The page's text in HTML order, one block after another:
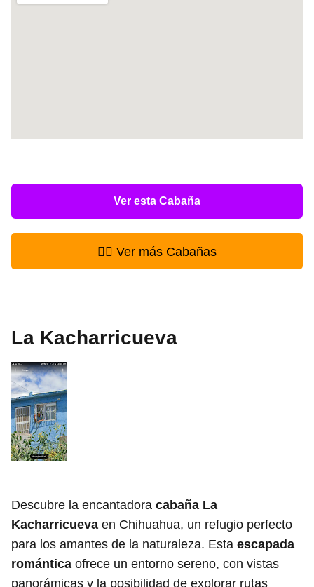
Ver esta Cabaña
👉🏻 Ver más Cabañas
La Kacharricueva
Descubre la encantadora cabaña La
Kacharricueva en Chihuahua, un refugio perfecto
para los amantes de la naturaleza. Esta escapada
romántica ofrece un entorno sereno, con vistas
panorámicas y la posibilidad de explorar rutas